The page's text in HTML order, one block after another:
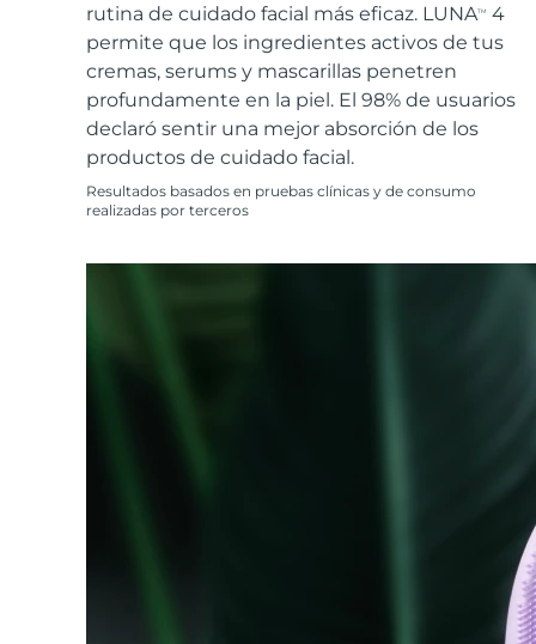
rutina de cuidado facial más eficaz. LUNATM
4
permite que los ingredientes activos de tus
cremas, serums y mascarillas penetren
profundamente en la piel. El 98% de usuarios
declaró sentir una mejor absorción de los
productos de cuidado facial.
Resultados basados en pruebas clínicas y de consumo
realizadas por terceros
All acne treatment devices
All revitalizing eye massagers
Cuidado de la piel KIWI™
Advanced pore care essentials
Serum
For healthy hair
issa™ Teeth Whitening Gel
18% PAP
Cosméticos Hombres
Comprar todo